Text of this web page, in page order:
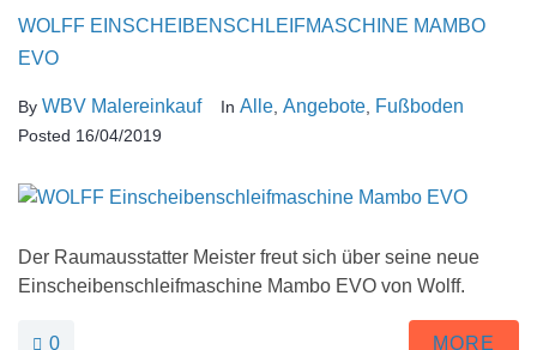
WOLFF EINSCHEIBENSCHLEIFMASCHINE MAMBO
EVO
By WBV Malereinkauf In Alle Angebote Fußboden
Posted 16/04/2019
Der Raumausstatter Meister freut sich über seine neue
Einscheibenschleifmaschine Mambo EVO von Wolff.
0 MORE